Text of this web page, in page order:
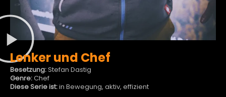
Lenker und Chef
Besetzung:Stefan Dastig
Genre:Chef
Diese Serie ist:in Bewegung, aktiv, effizient